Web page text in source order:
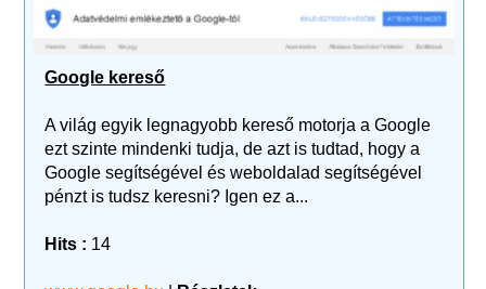
Google kereső
A világ egyik legnagyobb kereső motorja a Google
ezt szinte mindenki tudja, de azt is tudtad, hogy a
Google segítségével és weboldalad segítségével
pénzt is tudsz keresni? Igen ez a...
Hits : 14